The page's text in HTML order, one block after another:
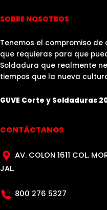
SOBRE NOSOTROS
Tenemos el compromiso
que requieras para que
Soldadura que realmente
tiempos que la nueva
GUVE Corte y Soldaduras
CONTÁCTANOS
AV. COLON 1611 COL.
JAL.
800 276 5327